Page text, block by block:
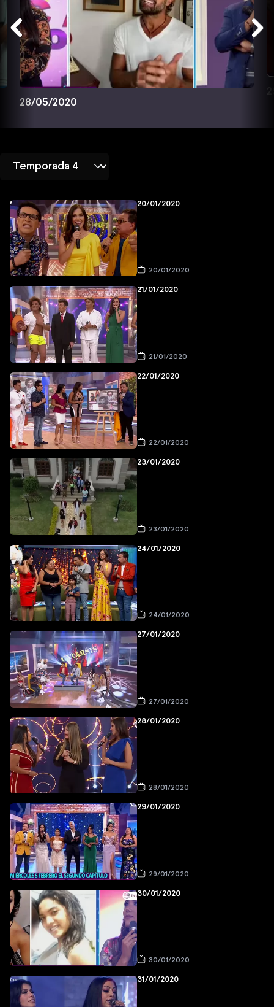
28/05/2020
20/01/2020
20/01/2020
21/01/2020
21/01/2020
22/01/2020
22/01/2020
23/01/2020
23/01/2020
24/01/2020
24/01/2020
27/01/2020
27/01/2020
28/01/2020
28/01/2020
29/01/2020
29/01/2020
30/01/2020
30/01/2020
31/01/2020